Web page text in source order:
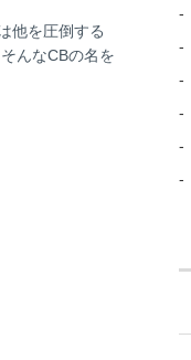
他を圧倒する
んなCBの名を